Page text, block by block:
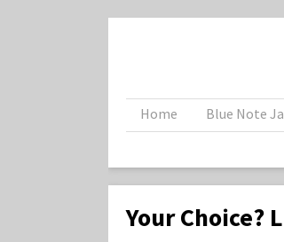
Home Blue Note
Your Choice?